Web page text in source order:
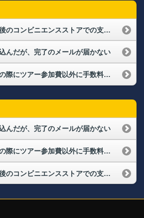
ドームツアー申込み後のコンビニエンスストアでの支払い方法について知りたい
んだが、完了のメールが届かない
ドームツアー申込みの際にツアー参加費以外に手数料はかかりますか？
んだが、完了のメールが届かない
ドームツアー申込みの際にツアー参加費以外に手数料はかかりますか？
ドームツアー申込み後のコンビニエンスストアでの支払い方法について知りたい